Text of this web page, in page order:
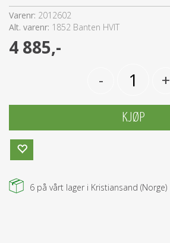
Varenr: 2012602
Alt. varenr: 1852 Banten HVIT
4 885,-
- +
KJØP
6 på vårt lager i Kristiansand (Norge)